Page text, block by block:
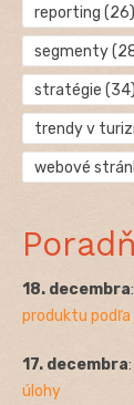
reporting (26)
segmenty
stratégie (34)
trendy v
webové
18. decembra:
produktu podľa
17. decembra:
úlohy